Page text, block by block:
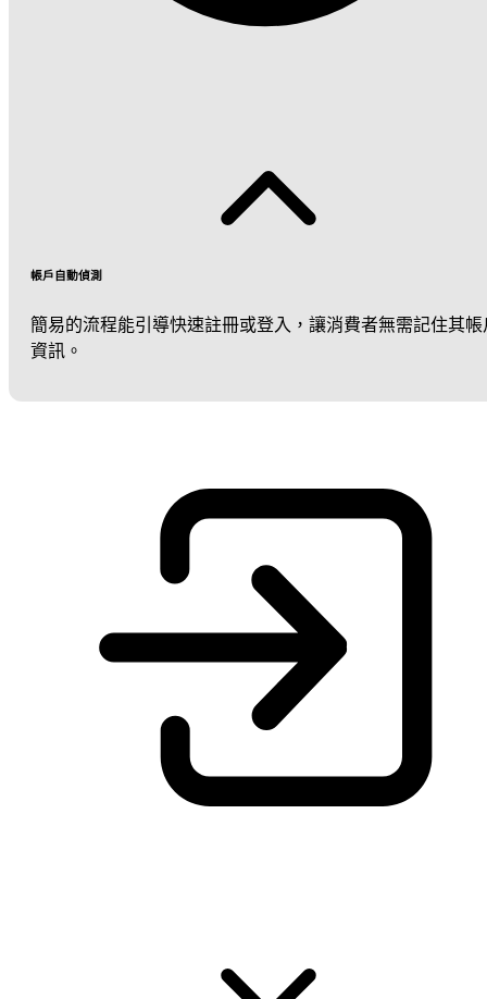
帳戶自動偵測
簡易的流程能引導快速註冊或登入，讓消費者無需記住其帳
資訊。